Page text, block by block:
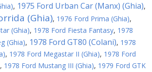
, 1975 Ford Urban Car (Manx) (Ghia),
(Ghia), 1976 Ford Prima (Ghia),
(Ghia), 1978 Ford Fiesta Fantasy, 1978
(Ghia), 1978 Ford GT80 (Colani), 1978
, 1978 Ford Megastar II (Ghia), 1978 Ford
, 1978 Ford Mustang III (Ghia), 1979 Ford GTK